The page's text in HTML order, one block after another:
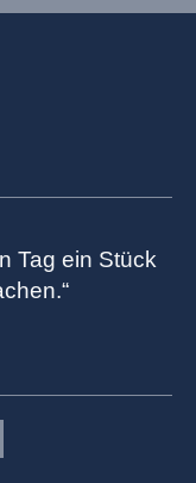
Tag ein Stück